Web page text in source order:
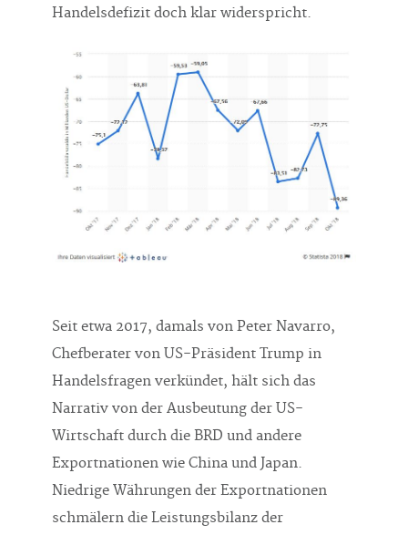
Handelsdefizit doch klar widerspricht.
Seit etwa 2017, damals von Peter Navarro,
Chefberater von US-Präsident Trump in
Handelsfragen verkündet, hält sich das
Narrativ von der Ausbeutung der US-
Wirtschaft durch die BRD und andere
Exportnationen wie China und Japan.
Niedrige Währungen der Exportnationen
schmälern die Leistungsbilanz der